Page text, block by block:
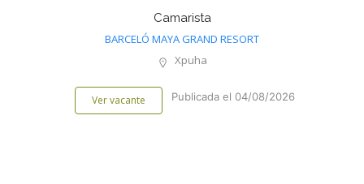
Camarista
BARCELÓ MAYA GRAND RESORT
Xpuha
Ver vacante Publicada el 04/08/2026